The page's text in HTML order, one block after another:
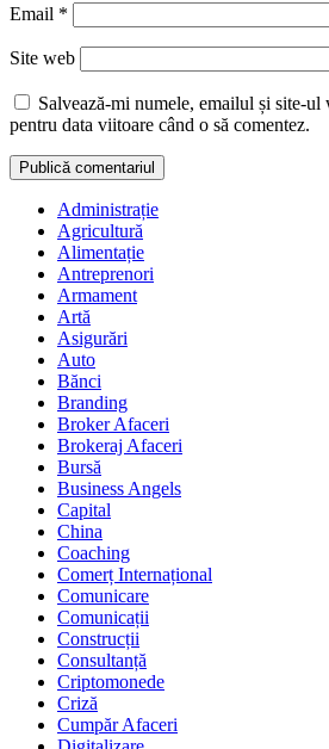
Email *
Site web
Salvează-mi numele, emailul și site-ul
pentru data viitoare când o să comentez.
Administrație
Agricultură
Alimentație
Antreprenori
Armament
Artă
Asigurări
Auto
Bănci
Branding
Broker Afaceri
Brokeraj Afaceri
Bursă
Business Angels
Capital
China
Coaching
Comerț Internațional
Comunicare
Comunicații
Construcții
Consultanță
Criptomonede
Criză
Cumpăr Afaceri